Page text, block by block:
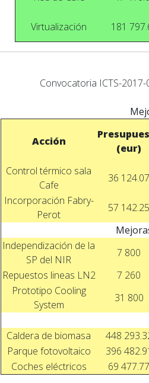
Virtualización 181
Convocatoria ICTS-
Acción
(eur)
Control térmico sala
Cafe
36 124.07
Incorporación Fabry-
Perot
57 142.25
Independización de la
SP del NIR
7 800
Repuestos lineas LN2
7 260
Prototipo Cooling
System
31 800
Caldera de biomasa
448
Parque fotovoltaico
396
Coches eléctricos
69 477.77